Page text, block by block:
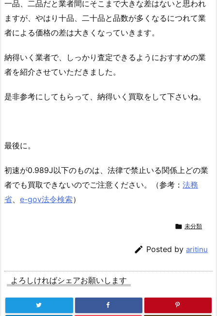
一品、二品だと業者間にそこまで大きな差はないと思われ
ますが、やはり十品、二十品と品数が多くなるにつれて業
者による価格の差は大きくなっていきます。
納得いく業者で、しっかり査定できるようにおすすめの業
者を紹介させていただきました。
是非参考にしてもらって、納得いく買取をして下さいね。
最後に。
初速が0.989J以下のものは、法律で禁止いる関係上どの業
者でも買取できないのでご注意ください。（参考： 法務
省、 e-gov法令検索）
 未分類
 Posted by aritinu
よろしければシェアお願いします